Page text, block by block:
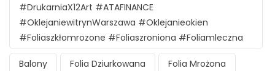
#DrukarniaX12Art #ATAFINANCE
#oklejaniewitrynWarszawa #oklejanieokien
#foliaszkłomrozone #foliaszroniona #foliamleczna
Balony Folia Dziurkowana Folia Mrożona